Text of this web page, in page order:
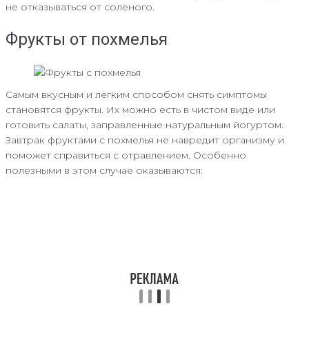
не отказываться от соленого.
Фрукты от похмелья
Самым вкусным и легким способом снять симптомы
становятся фрукты. Их можно есть в чистом виде или
готовить салаты, заправленные натуральным йогуртом.
Завтрак фруктами с похмелья не навредит организму и
поможет справиться с отравлением. Особенно
полезными в этом случае оказываются: